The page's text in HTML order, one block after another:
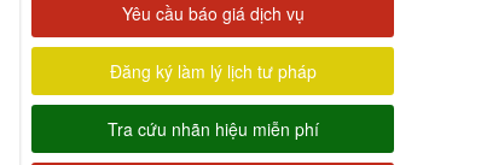
Yêu cầu báo giá dịch vụ
Đăng ký làm lý lịch tư pháp
Tra cứu nhãn hiệu miễn phí